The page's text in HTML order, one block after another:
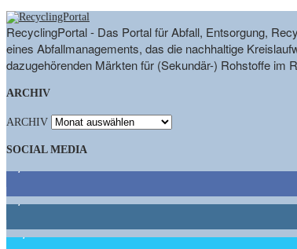
RecyclingPortal - Das Portal für Abfall, Entsorgung,
eines Abfallmanagements, das die nachhaltige
dazugehörenden Märkten für (Sekundär-) Rohstoffe im
ARCHIV
ARCHIV
SOCIAL MEDIA